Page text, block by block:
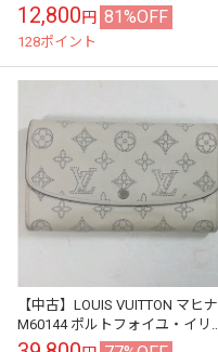
シェットポルトモネクレディ★
タバコ臭
12,800円 81%OFF
128ポイント
【中古】LOUIS VUITTON マヒナ
M60144 ポルトフォイユ・イリ
ス 長財布 ガレ ベージュ